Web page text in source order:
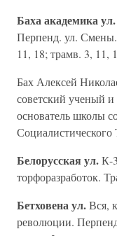
Баха академика ул.
Перпенд. ул. Смены.
11, 18; трамв. 3, 11,
Бах Алексей
советский ученый
основатель школы
Социалистического
Белорусская ул.К-
торфоразработок.
Бетховена ул.Вся,
революции.